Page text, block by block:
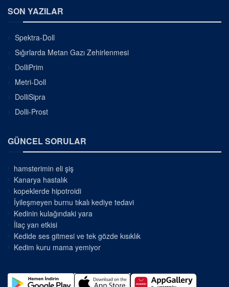
SON YAZILAR
Spektra-Doll
Sığırlarda Metan Gazı Zehirlenmesi
DolliPrim
Metri-Doll
DolliSipra
Dolli-Prost
GÜNCEL SORULAR
hamsterimin eli şiş
Kanarya hastalık
kopeklerde hipotroidi
İyileşmeyen burnu tıkalı kediye tedavi
Kedinin kulağındaki yara
İlaç yan etkisi
Kedide ses gitmesi ve tek gözde kısıklık
Kedim kuru mama yemiyor